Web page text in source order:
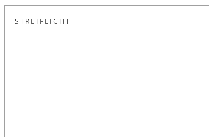
STREIFLICHT